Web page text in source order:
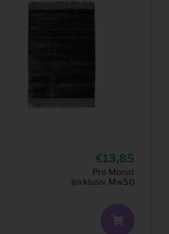
13,85
Pro Monat
(exklusiv MwSt)